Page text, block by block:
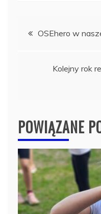
Nawigacja
OSEhero w
Kolejny rok
POWIĄZANE